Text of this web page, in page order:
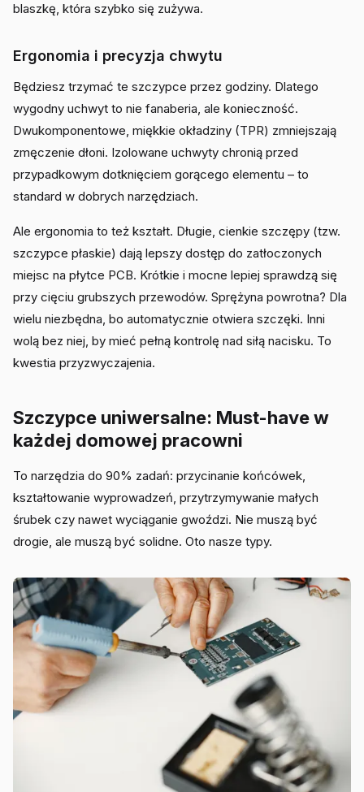
blaszkę, która szybko się zużywa.
Ergonomia i precyzja chwytu
Będziesz trzymać te szczypce przez godziny. Dlatego
wygodny uchwyt to nie fanaberia, ale konieczność.
Dwukomponentowe, miękkie okładziny (TPR) zmniejszają
zmęczenie dłoni. Izolowane uchwyty chronią przed
przypadkowym dotknięciem gorącego elementu – to
standard w dobrych narzędziach.
Ale ergonomia to też kształt. Długie, cienkie szczępy (tzw.
szczypce płaskie) dają lepszy dostęp do zatłoczonych
miejsc na płytce PCB. Krótkie i mocne lepiej sprawdzą się
przy cięciu grubszych przewodów. Sprężyna powrotna? Dla
wielu niezbędna, bo automatycznie otwiera szczęki. Inni
wolą bez niej, by mieć pełną kontrolę nad siłą nacisku. To
kwestia przyzwyczajenia.
Szczypce uniwersalne: Must-have w
każdej domowej pracowni
To narzędzia do 90% zadań: przycinanie końcówek,
kształtowanie wyprowadzeń, przytrzymywanie małych
śrubek czy nawet wyciąganie gwoździ. Nie muszą być
drogie, ale muszą być solidne. Oto nasze typy.